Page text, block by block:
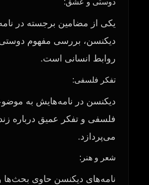
دوستی و عشق:
یکی از مضامین برجسته در
دیکنسن، بررسی مفهوم
روابط انسانی است.
تفکر فلسفی:
دیکنسن در نامه‌هایش به
فلسفی و تفکر عمیق درباره
می‌پردازد.
شعر و هنر:
نامه‌های دیکنسن حاوی بحث‌ها